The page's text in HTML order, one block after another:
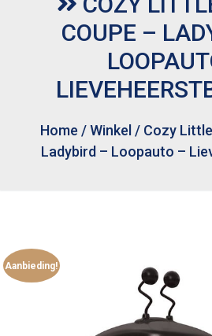
COUPE –
Home /Winkel / Cozy
Ladybird – Loopauto –
Aanbieding!